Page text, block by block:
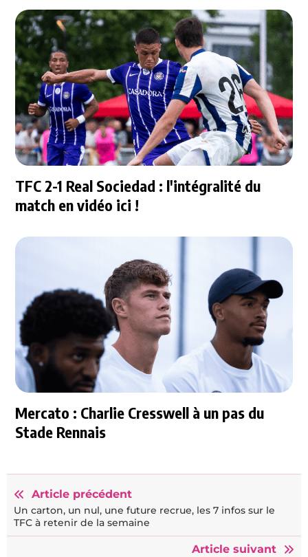
TFC 2-1 Real Sociedad : l'intégralité du
match en vidéo ici !
Mercato : Charlie Cresswell à un pas du
Stade Rennais
Article précédent
Un carton, un nul, une future recrue, les 7 infos sur le
TFC à retenir de la semaine
Article suivant